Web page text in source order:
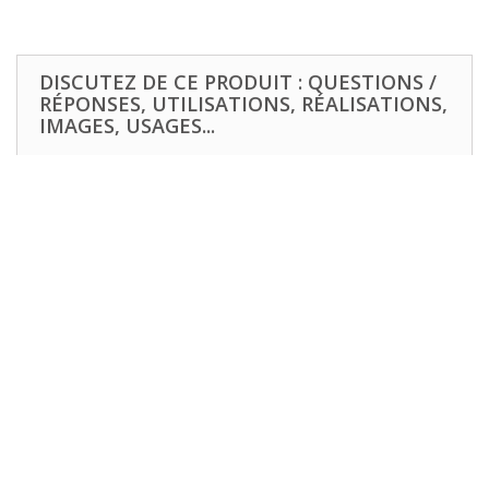
DISCUTEZ DE CE PRODUIT : QUESTIONS /
RÉPONSES, UTILISATIONS, RÉALISATIONS,
IMAGES, USAGES...